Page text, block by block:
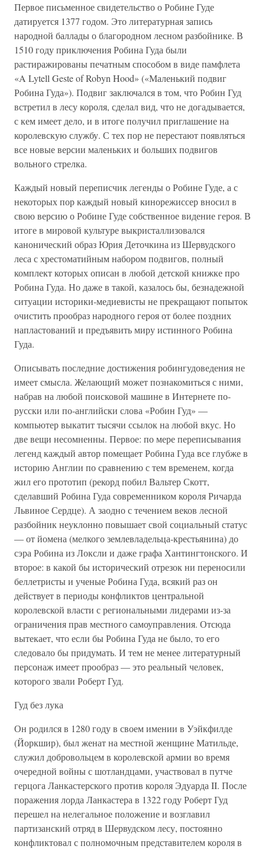
Первое письменное свидетельство о Робине Гуде
датируется 1377 годом. Это литературная запись
народной баллады о благородном лесном разбойнике. В
1510 году приключения Робина Гуда были
растиражированы печатным способом в виде памфлета
«A Lytell Geste of Robyn Hood» («Маленький подвиг
Робина Гуда»). Подвиг заключался в том, что Робин Гуд
встретил в лесу короля, сделал вид, что не догадывается,
с кем имеет дело, и в итоге получил приглашение на
королевскую службу. С тех пор не перестают появляться
все новые версии маленьких и больших подвигов
вольного стрелка.
Каждый новый переписчик легенды о Робине Гуде, а с
некоторых пор каждый новый кинорежиссер вносил в
свою версию о Робине Гуде собственное видение героя. В
итоге в мировой культуре выкристаллизовался
канонический образ Юрия Деточкина из Шервудского
леса с хрестоматийным набором подвигов, полный
комплект которых описан в любой детской книжке про
Робина Гуда. Но даже в такой, казалось бы, безнадежной
ситуации историки-медиевисты не прекращают попыток
очистить прообраз народного героя от более поздних
напластований и предъявить миру истинного Робина
Гуда.
Описывать последние достижения робингудоведения не
имеет смысла. Желающий может познакомиться с ними,
набрав на любой поисковой машине в Интернете по-
русски или по-английски слова «Робин Гуд» —
компьютер выкатит тысячи ссылок на любой вкус. Но
две вещи несомненны. Первое: по мере переписывания
легенд каждый автор помещает Робина Гуда все глубже в
историю Англии по сравнению с тем временем, когда
жил его прототип (рекорд побил Вальтер Скотт,
сделавший Робина Гуда современником короля Ричарда
Львиное Сердце). А заодно с течением веков лесной
разбойник неуклонно повышает свой социальный статус
— от йомена (мелкого землевладельца-крестьянина) до
сэра Робина из Локсли и даже графа Хантингтонского. И
второе: в какой бы исторический отрезок ни переносили
беллетристы и ученые Робина Гуда, всякий раз он
действует в периоды конфликтов центральной
королевской власти с региональными лидерами из-за
ограничения прав местного самоуправления. Отсюда
вытекает, что если бы Робина Гуда не было, то его
следовало бы придумать. И тем не менее литературный
персонаж имеет прообраз — это реальный человек,
которого звали Роберт Гуд.
Гуд без лука
Он родился в 1280 году в своем имении в Уэйкфилде
(Йоркшир), был женат на местной женщине Матильде,
служил добровольцем в королевской армии во время
очередной войны с шотландцами, участвовал в путче
герцога Ланкастерского против короля Эдуарда II. После
поражения лорда Ланкастера в 1322 году Роберт Гуд
перешел на нелегальное положение и возглавил
партизанский отряд в Шервудском лесу, постоянно
конфликтовал с полномочным представителем короля в